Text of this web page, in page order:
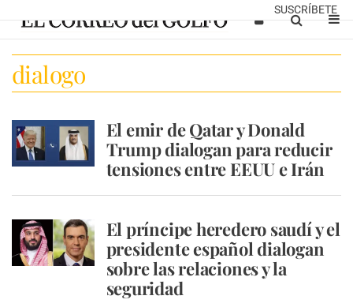
SUSCRÍBETE
dialogo
El emir de Qatar y Donald
Trump dialogan para reducir
tensiones entre EEUU e Irán
El príncipe heredero saudí y el
presidente español dialogan
sobre las relaciones y la
seguridad